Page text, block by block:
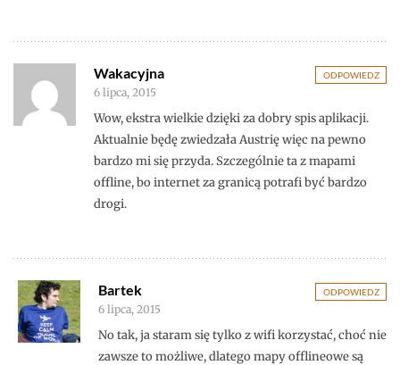
ODPOWIEDZ
Wakacyjna
6 lipca, 2015
Wow, ekstra wielkie dzięki za dobry spis aplikacji.
Aktualnie będę zwiedzała Austrię więc na pewno
bardzo mi się przyda. Szczególnie ta z mapami
offline, bo internet za granicą potrafi być bardzo
drogi.
ODPOWIEDZ
Bartek
6 lipca, 2015
No tak, ja staram się tylko z wifi korzystać, choć nie
zawsze to możliwe, dlatego mapy offlineowe są